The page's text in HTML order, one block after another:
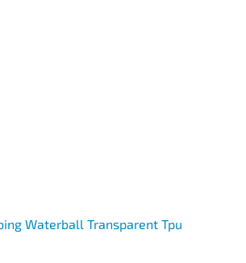
Waterball Transparent Tpu